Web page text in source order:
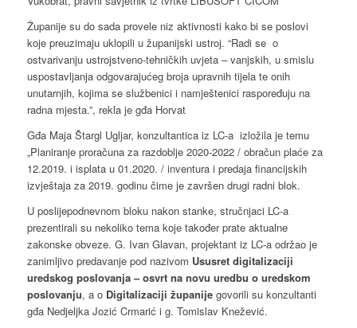
Županije su do sada provele niz aktivnosti kako bi se poslovi
koje preuzimaju uklopili u županijski ustroj. “Radi se o
ostvarivanju ustrojstveno-tehničkih uvjeta – vanjskih, u smislu
uspostavljanja odgovarajućeg broja upravnih tijela te onih
unutarnjih, kojima se službenici i namještenici raspoređuju na
radna mjesta.”, rekla je gđa Horvat
Gđa Maja Štargl Ugljar, konzultantica iz LC-a izložila je temu
„Planiranje proračuna za razdoblje 2020-2022 / obračun plaće za
12.2019. i isplata u 01.2020. / inventura i predaja financijskih
izvještaja za 2019. godinu čime je završen drugi radni blok.
U poslijepodnevnom bloku nakon stanke, stručnjaci LC-a
prezentirali su nekoliko tema koje također prate aktualne
zakonske obveze. G. Ivan Glavan, projektant iz LC-a održao je
zanimljivo predavanje pod nazivom Ususret digitalizaciji
uredskog poslovanja – osvrt na novu uredbu o uredskom
poslovanju, a o Digitalizaciji županijegovorili su konzultanti
gđa Nedjeljka Jozić Crmarić i g. Tomislav Knežević.